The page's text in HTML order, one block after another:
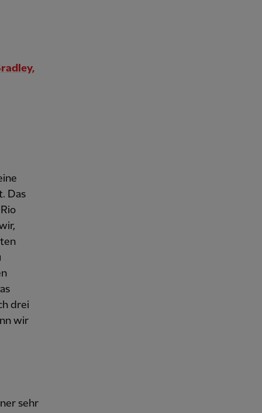
Das
drei
wir
sehr